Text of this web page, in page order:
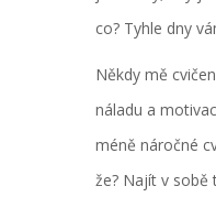
co? Tyhle dny
Někdy mě
náladu a
méně náročné
že? Najít v sobě